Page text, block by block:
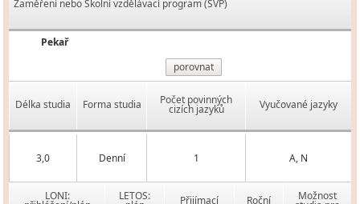
Zaměření nebo Školní vzdělávací program (ŠVP)
Pekař
porovnat
Délka studia Forma studia Počet povinných
cizích jazyků Vyučované jazyky
3,0 Denní 1 A, N
LONI: LETOS: Přijímací Roční Možnost